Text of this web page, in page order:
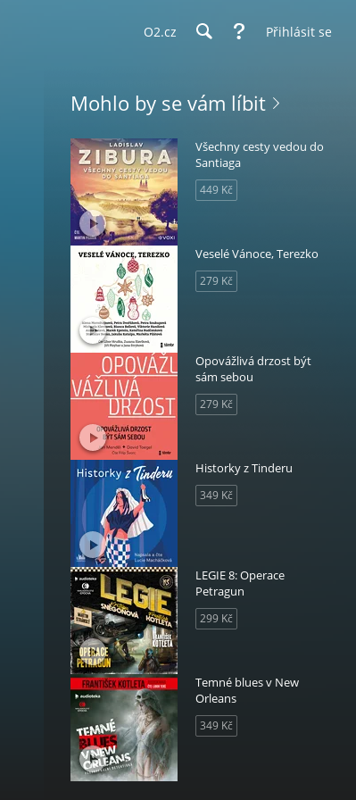
O2.cz Přihlásit se
Mohlo by se vám líbit
Všechny cesty vedou do
Santiaga
449 Kč
Veselé Vánoce, Terezko
279 Kč
Opovážlivá drzost být
sám sebou
279 Kč
Historky z Tinderu
349 Kč
LEGIE 8: Operace
Petragun
299 Kč
Temné blues v New
Orleans
349 Kč